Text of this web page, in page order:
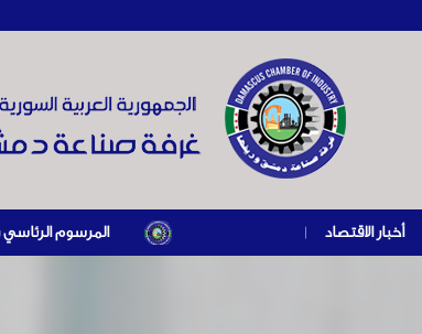
أخبار الاقتصاد | المرسوم الرئاسي رقم /69/ لعام 2026 .. دعم ضريبي للمنشآت المتضررة في إطار مسار التعافي الاقتصادي وإعادة تنشيط الإنتاج